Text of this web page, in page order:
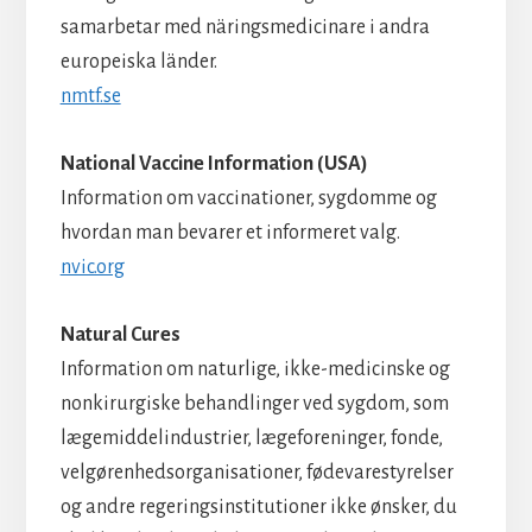
samarbetar med näringsmedicinare i andra
europeiska länder.
nmtf.se
National Vaccine Information (USA)
Information om vaccinationer, sygdomme og
hvordan man bevarer et informeret valg.
nvic.org
Natural Cures
Information om naturlige, ikke-medicinske og
nonkirurgiske behandlinger ved sygdom, som
lægemiddelindustrier, lægeforeninger, fonde,
velgørenhedsorganisationer, fødevarestyrelser
og andre regeringsinstitutioner ikke ønsker, du